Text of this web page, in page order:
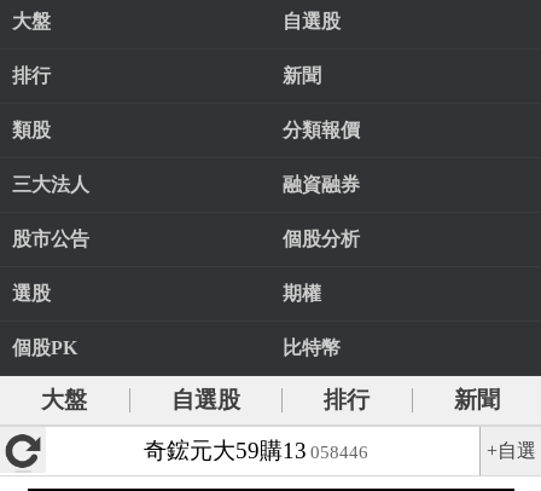
大盤 自選股
排行 新聞
類股 分類報價
三大法人 融資融券
股市公告 個股分析
選股 期權
個股PK 比特幣
大盤 自選股 排行
新聞
奇鋐元大59購13 058446 +自選